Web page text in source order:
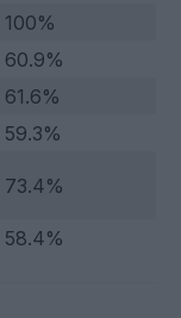
100%
60.9%
61.6%
59.3%
73.4%
58.4%